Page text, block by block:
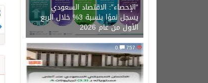
“الإحصاء”: الاقتصاد السعودي
يسجل نموًا بنسبة 3% خلال الربع
الأول من عام 2026
757
0